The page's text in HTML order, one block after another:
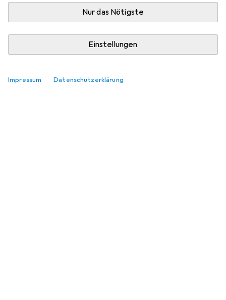
Nur das Nötigste
Einstellungen
Impressum Datenschutzerklärung